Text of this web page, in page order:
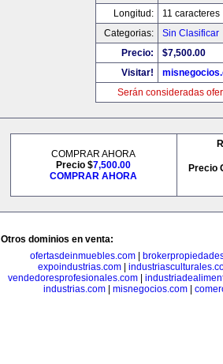
Longitud:
11 caracteres
Categorias:
Sin Clasificar
Precio:
$7,500.00
Visitar!
Serán consideradas
COMPRAR AHORA
Precio $7,500.00
COMPRAR AHORA
Precio
Otros dominios en venta:
ofertasdeinmuebles.com
expoindustrias.com
vendedoresprofesionales.com|
industrias.com
misnegocios.com